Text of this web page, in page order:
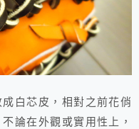
白芯皮，相對之前花俏
論在外觀或實用性上，